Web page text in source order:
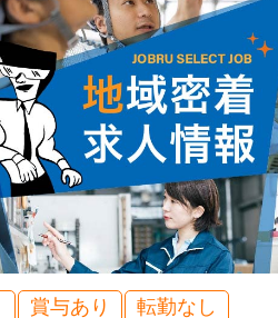
賞与あり 転勤なし